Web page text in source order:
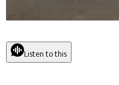
Listen to this